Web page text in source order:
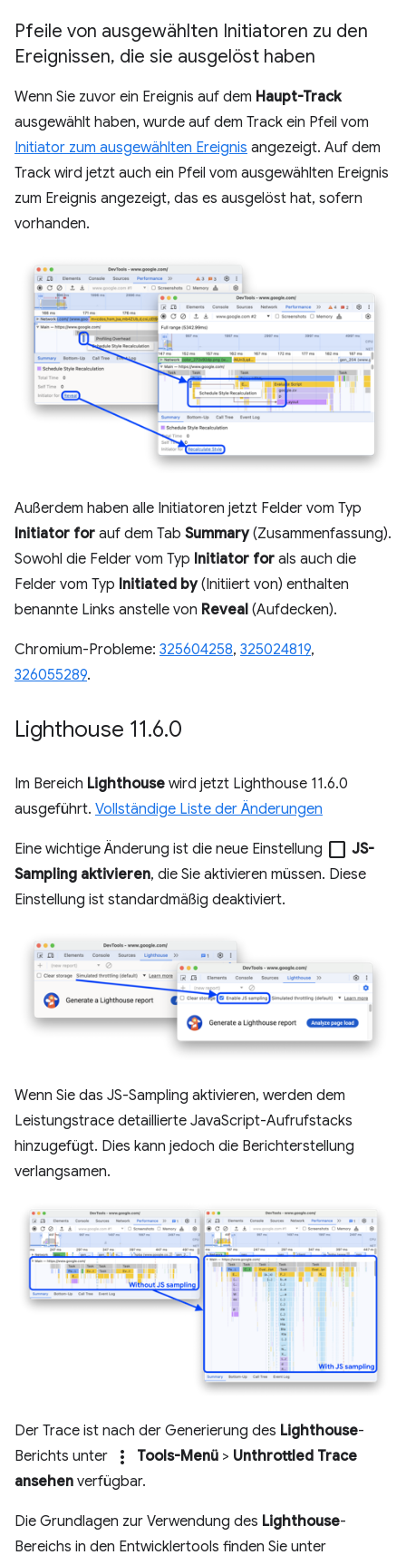
Pfeile von ausgewählten Initiatoren zu den
Ereignissen, die sie ausgelöst haben
Wenn Sie zuvor ein Ereignis auf dem Haupt-Track
ausgewählt haben, wurde auf dem Track ein Pfeil vom
Initiator zum ausgewählten Ereignis angezeigt. Auf dem
Track wird jetzt auch ein Pfeil vom ausgewählten Ereignis
zum Ereignis angezeigt, das es ausgelöst hat, sofern
vorhanden.
Außerdem haben alle Initiatoren jetzt Felder vom Typ
Initiator for auf dem Tab Summary(Zusammenfassung).
Sowohl die Felder vom Typ Initiator for als auch die
Felder vom Typ Initiated by(Initiiert von) enthalten
benannte Links anstelle von Reveal (Aufdecken).
Chromium-Probleme: 325604258, 325024819,
326055289.
Lighthouse 11.6.0
Im Bereich Lighthouse wird jetzt Lighthouse 11.6.0
ausgeführt. Vollständige Liste der Änderungen
Eine wichtige Änderung ist die neue Einstellung check_box_outline_blank JS-
Sampling aktivieren, die Sie aktivieren müssen. Diese
Einstellung ist standardmäßig deaktiviert.
Wenn Sie das JS-Sampling aktivieren, werden dem
Leistungstrace detaillierte JavaScript-Aufrufstacks
hinzugefügt. Dies kann jedoch die Berichterstellung
verlangsamen.
Der Trace ist nach der Generierung des Lighthouse-
Berichts unter
more_vert Tools-Menü > Unthrottled Trace
ansehen verfügbar.
Die Grundlagen zur Verwendung des Lighthouse-
Bereichs in den Entwicklertools finden Sie unter